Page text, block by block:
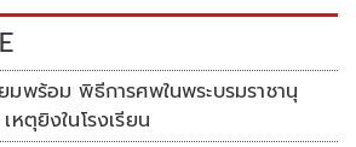
มพร้อม พิธีการศพในพระบรมราชานุ
เหตุยิงในโรงเรียน